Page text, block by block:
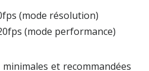
(mode résolution)
(mode performance)
et recommandées